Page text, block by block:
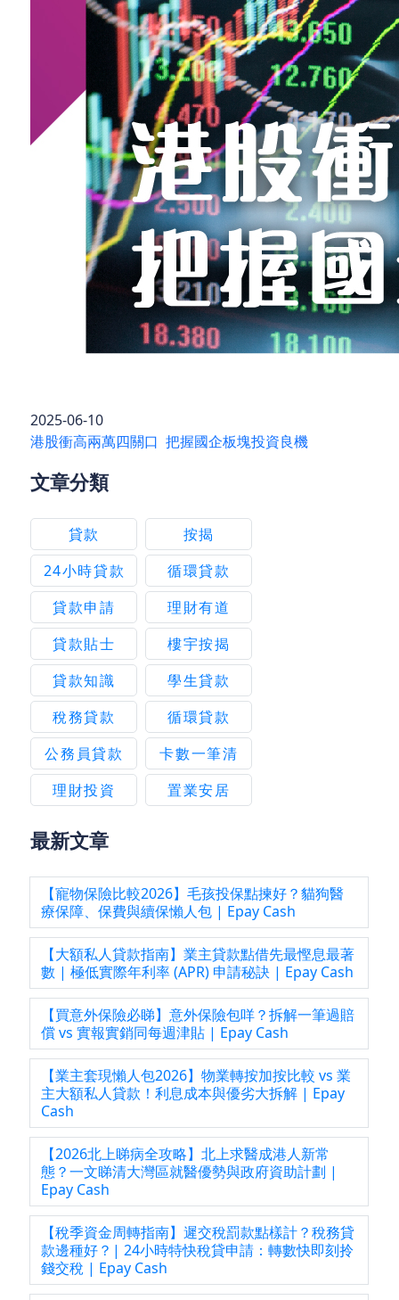
2025-06-10
港股衝高兩萬四關口 把握國企板塊投資良機
文章分類
貸款
按揭
24小時貸款
循環貸款
貸款申請
理財有道
貸款貼士
樓宇按揭
貸款知識
學生貸款
稅務貸款
循環貸款
公務員貸款
卡數一筆清
理財投資
置業安居
最新文章
【寵物保險比較2026】毛孩投保點揀好？貓狗醫
療保障、保費與續保懶人包 | Epay Cash
【大額私人貸款指南】業主貸款點借先最慳息最著
數 | 極低實際年利率 (APR) 申請秘訣 | Epay Cash
【買意外保險必睇】意外保險包咩？拆解一筆過賠
償 vs 實報實銷同每週津貼 | Epay Cash
【業主套現懶人包2026】物業轉按加按比較 vs 業
主大額私人貸款！利息成本與優劣大拆解 | Epay
Cash
【2026北上睇病全攻略】北上求醫成港人新常
態？一文睇清大灣區就醫優勢與政府資助計劃 |
Epay Cash
【稅季資金周轉指南】遲交稅罰款點樣計？稅務貸
款邊種好？| 24小時特快稅貸申請：轉數快即刻拎
錢交稅 | Epay Cash